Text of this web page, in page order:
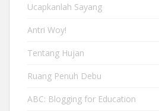
Ucapkanlah Sayang
Antri Woy!
Tentang Hujan
Ruang Penuh Debu
ABC: Blogging for Education